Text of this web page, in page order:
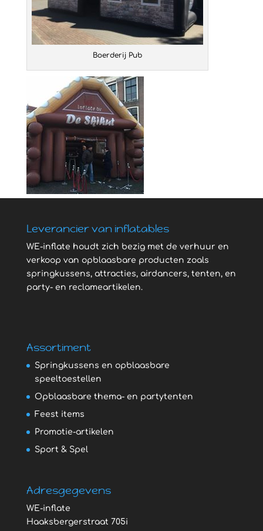
Boerderij Pub
Leverancier van inflatables
WE-inflate houdt zich bezig met de verhuur en
verkoop van opblaasbare producten zoals
springkussens, attracties, airdancers, tenten, en
party- en reclameartikelen.
Assortiment
Springkussens en opblaasbare
speeltoestellen
Opblaasbare thema- en partytenten
Feest items
Promotie-artikelen
Sport & Spel
Adresgegevens
WE-inflate
Haaksbergerstraat 705i